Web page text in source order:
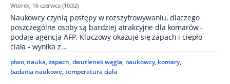
Wtorek, 16 czerwca (10:32)
Naukowcy czynią postępy w rozszyfrowywaniu, dlaczego
poszczególne osoby są bardziej atrakcyjne dla komarów -
podaje agencja AFP. Kluczowy okazuje się zapach i ciepło
ciała - wynika z...
piwo, nauka,zapach,dwutlenek węgla, naukowcy, komary,
badania naukowe,temperatura ciała